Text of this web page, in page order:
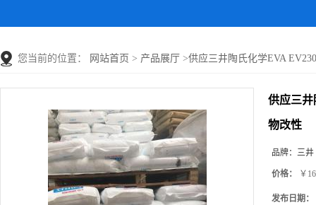
您当前的位置： 网站首页 > 产品展厅 >供应三井陶氏化学EVA
供应三井
物改性
品牌： 三井
价格： ￥
发布日期：